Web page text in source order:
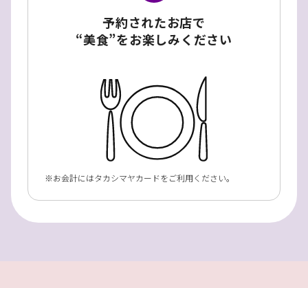
予約されたお店で
“美食”をお楽しみください
お会計にはタカシマヤカードをご利用ください。